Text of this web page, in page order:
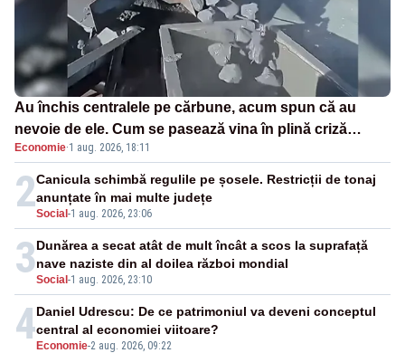
Au închis centralele pe cărbune, acum spun că au
nevoie de ele. Cum se pasează vina în plină criză
energetică
Economie·1 aug. 2026, 18:11
2Social -1 aug. 2026, 23:06
Canicula schimbă regulile pe șosele. Restricții de tonaj
anunțate în mai multe județe
3Social -1 aug. 2026, 23:10
Dunărea a secat atât de mult încât a scos la suprafață
nave naziste din al doilea război mondial
4 Economie-2 aug. 2026, 09:22
Daniel Udrescu: De ce patrimoniul va deveni conceptul
central al economiei viitoare?